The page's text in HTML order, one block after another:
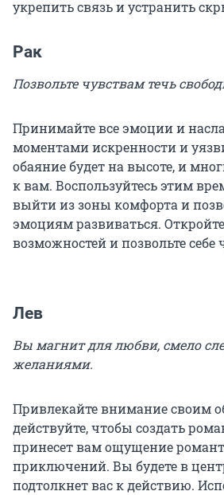
укрепить связь и устранить
Рак
Позвольте чувствам течь
Принимайте все эмоции и
моментами искренности и
обаяние будет на высоте, и
к вам. Воспользуйтесь этим
выйти из зоны комфорта и
эмоциям развиваться.
возможностей и позвольте себе
Лев
Вы магнит для любви, смело
желаниями.
Привлекайте внимание своим
действуйте, чтобы создать
принесет вам ощущение
приключений. Вы будете в
подтолкнет вас к действию.